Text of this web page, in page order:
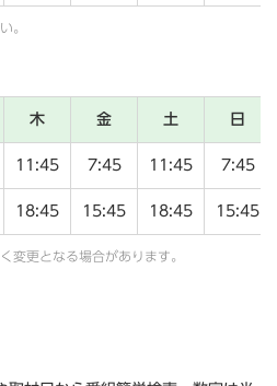
。
木 金 土 日
11:45 7:45 11:45 7:45
18:45 15:45 18:45 15:45
変更となる場合があります。